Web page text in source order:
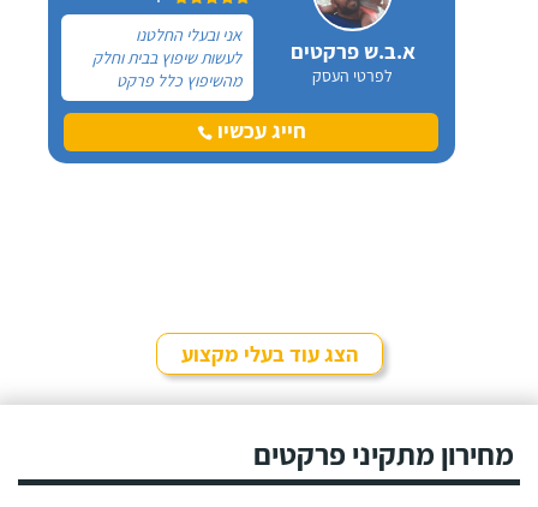
א.ב.ש פרקטים
לפרטי העסק
אני ובעלי החלטנו
לעשות שיפוץ בבית וחלק
מהשיפוץ כלל פרקט
למינציה שיותקן מעל
הריצוף (הישן) הקיים. קנינו
את הפרקט מחנות חיצונית
חייג עכשיו
הצג עוד בעלי מקצוע
מחירון מתקיני פרקטים